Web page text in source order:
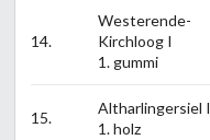
14.
Westerende-
Kirchloog I
1. gummi
15.
Altharlingersiel I
1. holz